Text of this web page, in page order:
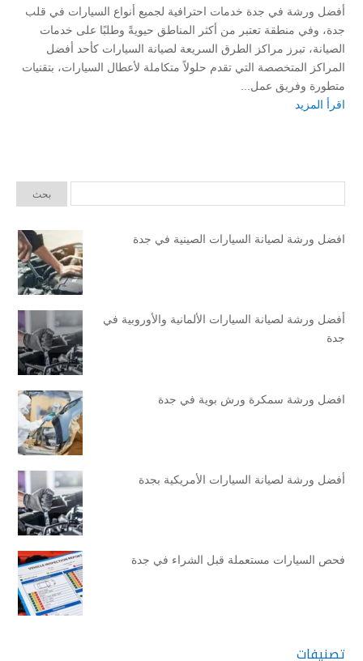
أفضل ورشة في جدة خدمات احترافية لجميع أنواع السيارات في قلب
جدة، وفي منطقة تعتبر من أكثر المناطق حيويةً وطلبًا على خدمات
الصيانة، تبرز مراكز الطرق السريعة لصيانة السيارات كأحد أفضل
المراكز المتخصصة التي تقدم حلولاً متكاملة لأعطال السيارات، بتقنيات
متطورة وفريق عمل...
اقرأ المزيد
افضل ورشة لصيانة السيارات الصينية في جدة
أفضل ورشة لصيانة السيارات الألمانية والأوروبية في
جدة
افضل ورشة سمكرة ورش بوية في جدة
أفضل ورشة لصيانة السيارات الأمريكية بجدة
فحص السيارات مستعملة قبل الشراء في جدة
تصنيفات